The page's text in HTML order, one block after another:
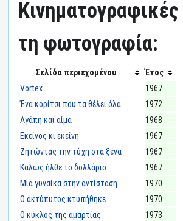
Κινηματογραφικές
τη φωτογραφία:
Σελίδα περιεχομένου
Έτος
Vortex
1967
Ένα κορίτσι που τα θέλει όλα
1972
Αγάπη και αίμα
1968
Εκείνος κι εκείνη
1967
Ζητώντας την τύχη στα ξένα
1967
Καλώς ήλθε το δολλάριο
1967
Μια γυναίκα στην αντίσταση
1970
Ο ακτύπυτος κτυπήθηκε
1970
Ο κύκλος της αμαρτίας
1973